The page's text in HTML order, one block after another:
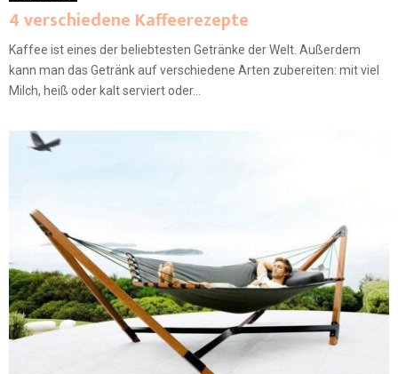
4 verschiedene Kaffeerezepte
Kaffee ist eines der beliebtesten Getränke der Welt. Außerdem
kann man das Getränk auf verschiedene Arten zubereiten: mit viel
Milch, heiß oder kalt serviert oder...